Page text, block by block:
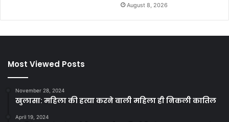
August 8, 2026
Most Viewed Posts
November 28, 2024
खुलासा: महिला की हत्या करने वाली महिला ही निकली कातिल
April 19, 2024